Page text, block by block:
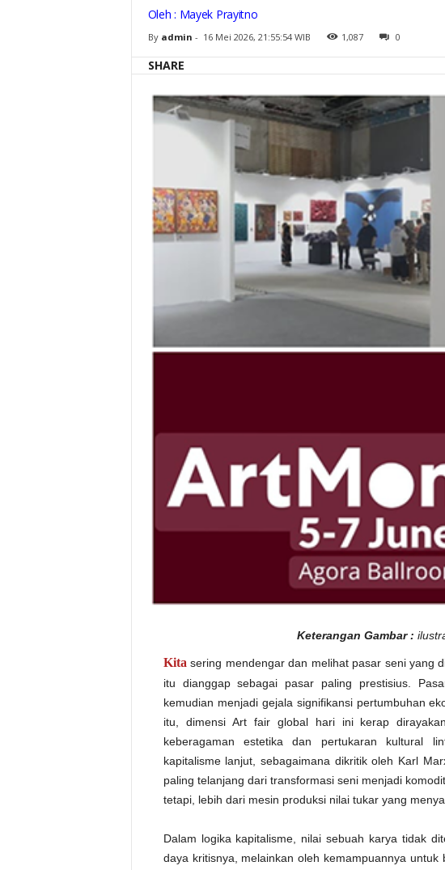
t
e
Oleh : Mayek Prayitno
By admin - 16 Mei 2026, 21:55:54 WIB 1,087 0
SHARE
Keterangan Gambar :
Kita sering mendengar dan melihat pasar seni yang
itu dianggap sebagai pasar paling prestisius.
kemudian menjadi gejala signifikansi pertumbuhan
itu, dimensi Art fair global hari ini kerap
keberagaman estetika dan pertukaran kultural
kapitalisme lanjut, sebagaimana dikritik oleh Karl
paling telanjang dari transformasi seni menjadi
tetapi, lebih dari mesin produksi nilai tukar yang
Dalam logika kapitalisme, nilai sebuah karya tidak
daya kritisnya, melainkan oleh kemampuannya